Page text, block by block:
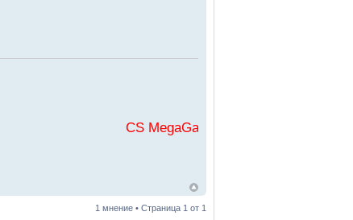
CS MegaGaming във
1 мнение • Страница 1 от 1